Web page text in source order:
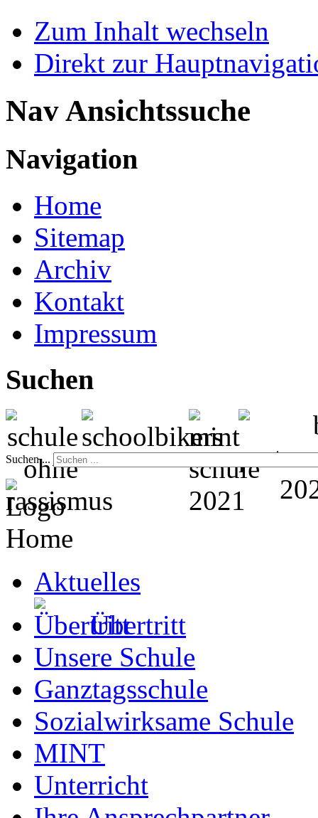
Zum Inhalt wechseln
Direkt zur
Nav Ansichtssuche
Navigation
Home
Sitemap
Archiv
Kontakt
Impressum
Suchen
Suchen ...
Home
Aktuelles
Übertritt
Unsere Schule
Ganztagsschule
Sozialwirksame Schule
MINT
Unterricht